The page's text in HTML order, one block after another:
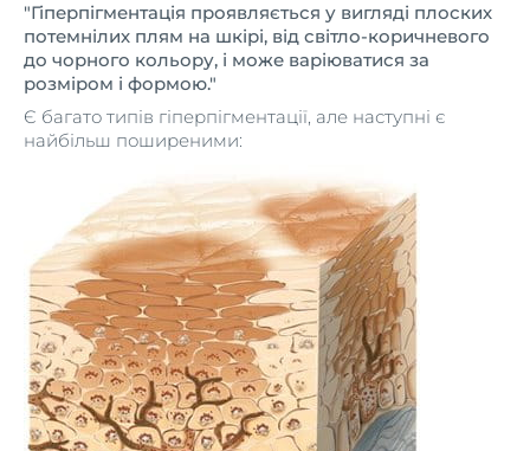
"Гіперпігментація проявляється у вигляді плоских
потемнілих плям на шкірі, від світло-коричневого
до чорного кольору, і може варіюватися за
розміром і формою."
Є багато типів гіперпігментації, але наступні є
найбільш поширеними: